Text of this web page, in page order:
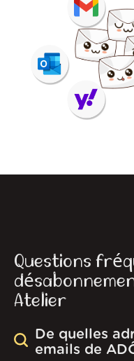
Questions
Atelier
De quelles
emails de